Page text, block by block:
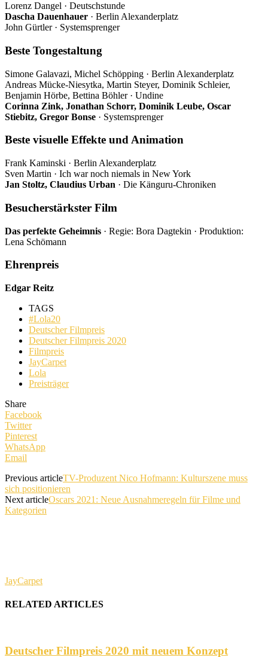
Lorenz Dangel · Deutschstunde
Dascha Dauenhauer · Berlin Alexanderplatz
John Gürtler · Systemsprenger
Beste Tongestaltung
Simone Galavazi, Michel Schöpping · Berlin Alexanderplatz
Andreas Mücke-Niesytka, Martin Steyer, Dominik Schleier,
Benjamin Hörbe, Bettina Böhler · Undine
Corinna Zink, Jonathan Schorr, Dominik Leube, Oscar
Stiebitz, Gregor Bonse · Systemsprenger
Beste visuelle Effekte und Animation
Frank Kaminski · Berlin Alexanderplatz
Sven Martin · Ich war noch niemals in New York
Jan Stoltz, Claudius Urban · Die Känguru-Chroniken
Besucherstärkster Film
Das perfekte Geheimnis · Regie: Bora Dagtekin · Produktion:
Lena Schömann
Ehrenpreis
Edgar Reitz
TAGS
#Lola20
Deutscher Filmpreis
Deutscher Filmpreis 2020
Filmpreis
JayCarpet
Lola
Preisträger
Share
Facebook
Twitter
Pinterest
WhatsApp
Email
Previous articleTV-Produzent Nico Hofmann: Kulturszene muss
sich positionieren
Next articleOscars 2021: Neue Ausnahmeregeln für Filme und
Kategorien
JayCarpet
RELATED ARTICLES
Deutscher Filmpreis 2020 mit neuem Konzept